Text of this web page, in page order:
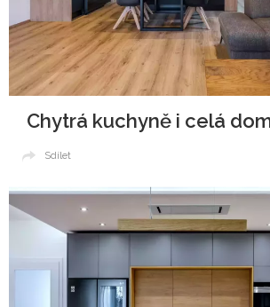
Chytrá kuchyně i celá
Sdílet